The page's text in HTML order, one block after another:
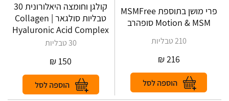
פרי מושן בתוספת MSMFree
Motion & MSM סופהרב
210 טבליות
216
₪
קולגן וחומצה היאלורונית 30
טבליות סולגאר | Collagen
Hyaluronic Acid Complex
30 טבליות
150
₪